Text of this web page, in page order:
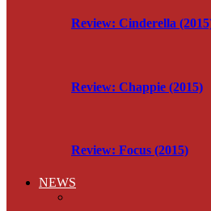
Review: Cinderella
Review: Chappie (2015)
Review: Focus (2015)
NEWS